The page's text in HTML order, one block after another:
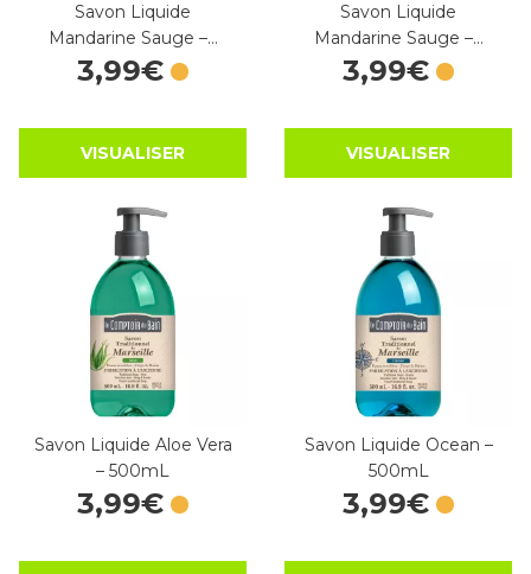
Savon Liquide
Mandarine Sauge –…
3,99€
VISUALISER
Savon Liquide
Mandarine Sauge –…
3,99€
VISUALISER
Savon Liquide Aloe Vera
– 500mL
3,99€
Savon Liquide Ocean –
500mL
3,99€